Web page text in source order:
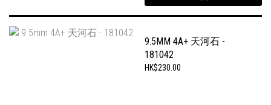
9.5MM 4A+ 天河石 -
181042
HK$230.00